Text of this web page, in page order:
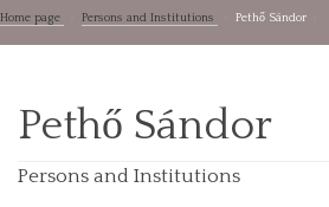
Home page Persons and Institutions Pethő Sándor
Pethő Sándor
Persons and Institutions